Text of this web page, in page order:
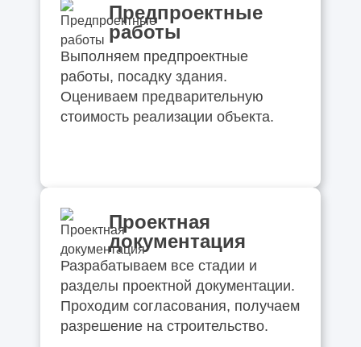
Предпроектные
работы
Выполняем предпроектные
работы, посадку здания.
Оцениваем предварительную
стоимость реализации объекта.
Проектная
документация
Разрабатываем все стадии и
разделы проектной документации.
Проходим согласования, получаем
разрешение на строительство.